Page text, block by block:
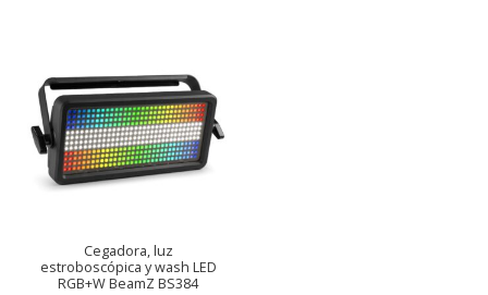
Cegadora, luz
estroboscópica y wash LED
RGB+W BeamZ BS384